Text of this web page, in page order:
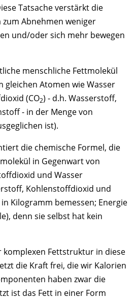
Tatsache verstärkt die
Abnehmen weniger
und/oder sich mehr bewegen
menschliche Fettmolekül
gleichen Atomen wie Wasser
(CO2) - d.h. Wasserstoff,
- in der Menge von
ist).
die chemische Formel, die
in Gegenwart von
und Wasser
Kohlenstoffdioxid und
Kilogramm bemessen; Energie
denn sie selbst hat kein
komplexen Fettstruktur in diese
die Kraft frei, die wir Kalorien
haben zwar die
ist das Fett in einer Form